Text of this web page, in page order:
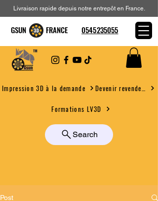
Impression 3D à la demande
Formations LV3D
Search
Livraison rapide depuis notre entrepôt en France.
GSUN FRANCE 0545235055
Post